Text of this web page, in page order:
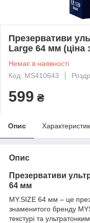
Презервативи
Large 64 мм (ціна
Немає в наявності
Код: MS410643
599 ₴
Опис
Опис
Презервативи
64 мм
MY.SIZE 64 мм – це
знаменитого бренду
текстурі та